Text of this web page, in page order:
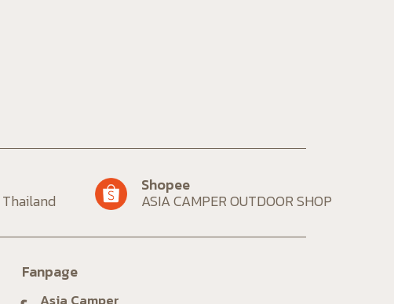
ASIA CAMPER OUTDOOR SHOP
Fanpage